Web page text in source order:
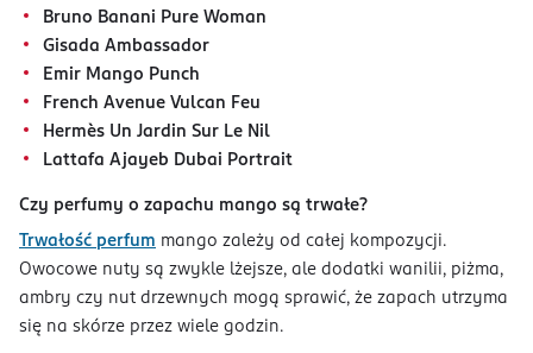
Bruno Banani Pure Woman
Gisada Ambassador
Emir Mango Punch
French Avenue Vulcan Feu
Hermès Un Jardin Sur Le Nil
Lattafa Ajayeb Dubai Portrait
Czy perfumy o zapachu mango są trwałe?
Trwałość perfum mango zależy od całej kompozycji.
Owocowe nuty są zwykle lżejsze, ale dodatki wanilii, piżma,
ambry czy nut drzewnych mogą sprawić, że zapach utrzyma
się na skórze przez wiele godzin.